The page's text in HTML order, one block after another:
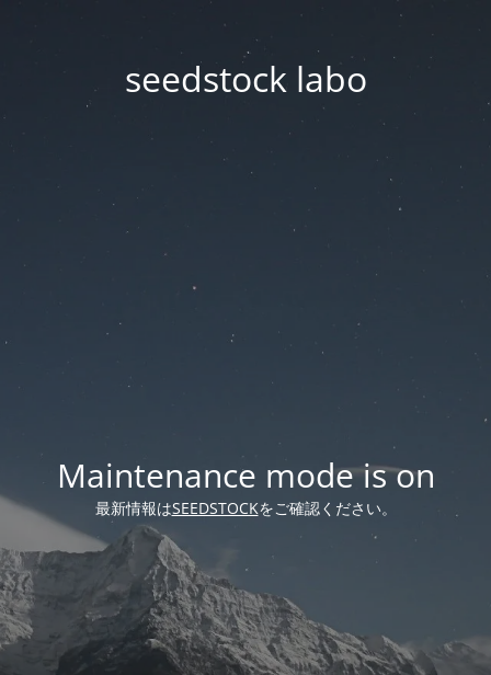
seedstock labo
Maintenance mode is on
最新情報はSEEDSTOCKをご確認ください。